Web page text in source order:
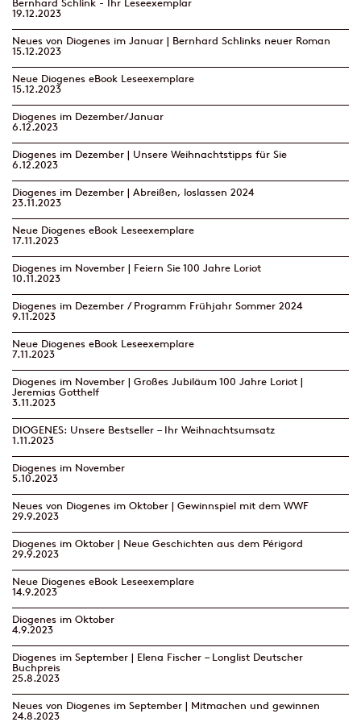
19.12.2023
Neues von Diogenes im Januar | Bernhard Schlinks neuer Roman
15.12.2023
Neue Diogenes eBook Leseexemplare
15.12.2023
Diogenes im Dezember/Januar
6.12.2023
Diogenes im Dezember | Unsere Weihnachtstipps für Sie
6.12.2023
Diogenes im Dezember | Abreißen, loslassen 2024
23.11.2023
Neue Diogenes eBook Leseexemplare
17.11.2023
Diogenes im November | Feiern Sie 100 Jahre Loriot
10.11.2023
Diogenes im Dezember / Programm Frühjahr Sommer 2024
9.11.2023
Neue Diogenes eBook Leseexemplare
7.11.2023
Diogenes im November | Großes Jubiläum 100 Jahre Loriot |
Jeremias Gotthelf
3.11.2023
DIOGENES: Unsere Bestseller – Ihr Weihnachtsumsatz
1.11.2023
Diogenes im November
5.10.2023
Neues von Diogenes im Oktober | Gewinnspiel mit dem WWF
29.9.2023
Diogenes im Oktober | Neue Geschichten aus dem Périgord
29.9.2023
Neue Diogenes eBook Leseexemplare
14.9.2023
Diogenes im Oktober
4.9.2023
Diogenes im September | Elena Fischer – Longlist Deutscher
Buchpreis
25.8.2023
Neues von Diogenes im September | Mitmachen und gewinnen
24.8.2023